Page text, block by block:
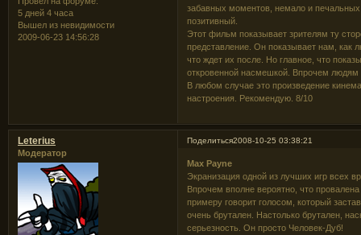
5 дней 4 часа
Вышел из невидимости
2009-06-23 14:56:28
забавных моментов, немало и
позитивный.
Этот фильм показывает зрителям ту
представление. Он показывает нам, как
что ждет их после. Но главное, что
откровенной насмешкой. Впрочем
В любом случае это произведение
настроения. Рекомендую. 8/10
Поделиться2008-10-25 03:38:21
Leterius
Модератор
Max Payne
Экранизация одной из лучших игр всех
Впрочем вполне вероятно, что
примеру говорит голосом, который
очень брутален. Настолько брутален,
серьезность. Он просто Человек-Дуб!